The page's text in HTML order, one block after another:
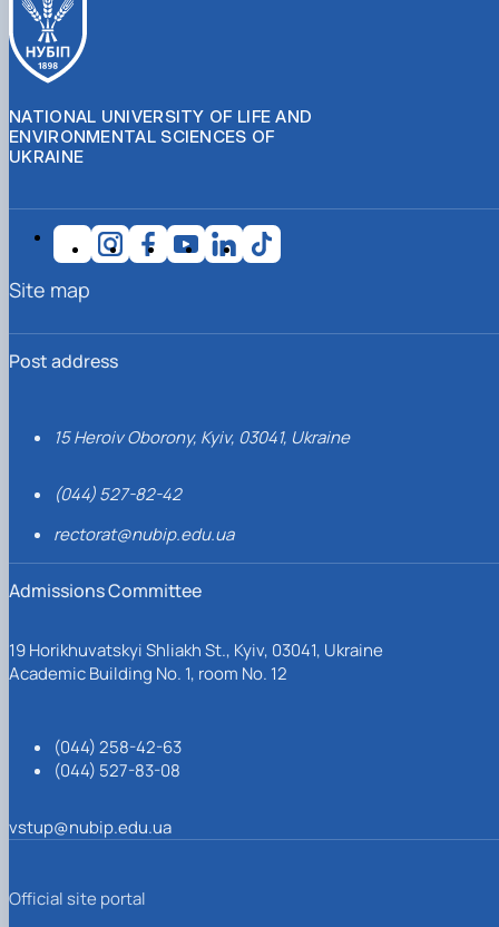
NATIONAL UNIVERSITY OF LIFE AND
ENVIRONMENTAL SCIENCES OF
UKRAINE
Post address
15 Heroiv Oborony, Kyiv, 03041, Ukraine
(044) 527-82-42
rectorat@nubip.edu.ua
Admissions Committee
19 Horikhuvatskyi Shliakh St., Kyiv, 03041, Ukraine
Academic Building No. 1, room No. 12
(044) 258-42-63
(044) 527-83-08
vstup@nubip.edu.ua
Site map
Official site portal